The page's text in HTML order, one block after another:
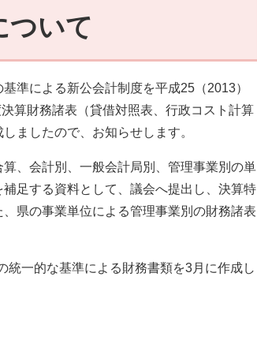
ついて
準による新公会計制度を平成25（2013）
算財務諸表（貸借対照表、行政コスト計算
ましたので、お知らせします。
、会計別、一般会計局別、管理事業別の単
足する資料として、議会へ提出し、決算特
県の事業単位による管理事業別の財務諸表
一的な基準による財務書類を3月に作成し